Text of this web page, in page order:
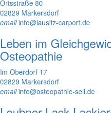
Ortsstraße 80
02829 Markersdorf
emailinfo@lausitz-carport.de
Leben im
Osteopathie
Im Oberdorf 17
02829 Markersdorf
emailinfo@osteopathie-sell.de